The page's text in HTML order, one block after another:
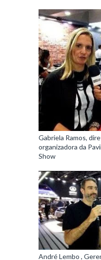
Gabriela Ramos,
organizadora da
Show
André Lembo ,